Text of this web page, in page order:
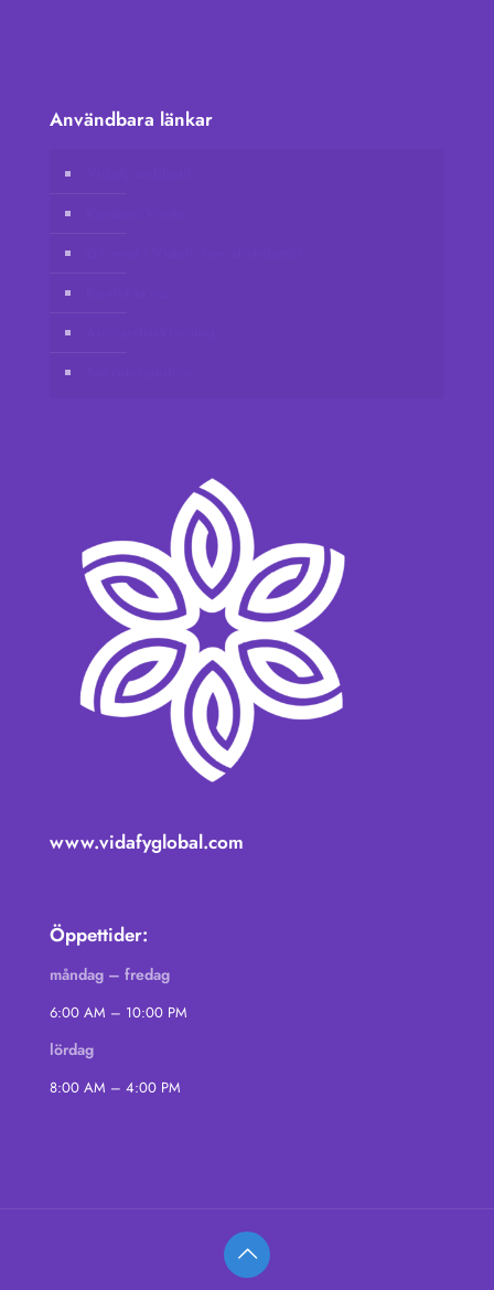
Användbara länkar
www.vidafyglobal.com
Öppettider:
måndag – fredag
6:00 AM – 10:00 PM
lördag
8:00 AM – 4:00 PM